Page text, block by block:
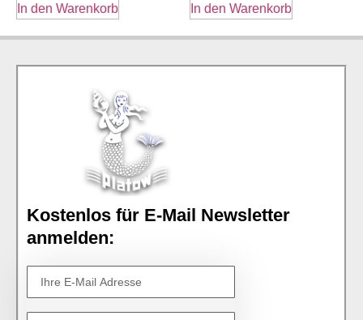
In den Warenkorb In den Warenkorb
Kostenlos für E-Mail Newsletter
anmelden: